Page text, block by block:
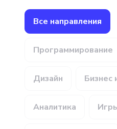
Все направления
Программирование
Дизайн Бизнес
Аналитика